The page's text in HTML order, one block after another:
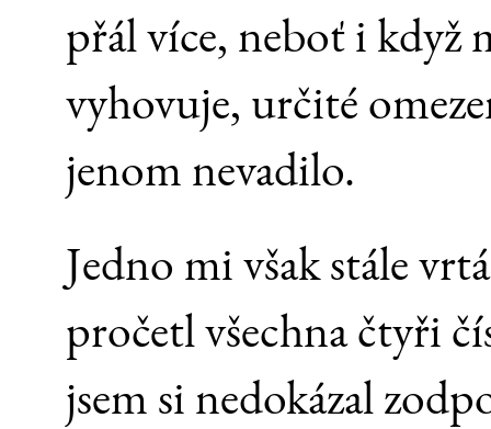
přál více, neboť i když
vyhovuje, určité
jenom nevadilo.
Jedno mi však stále
pročetl všechna čtyři
jsem si nedokázal